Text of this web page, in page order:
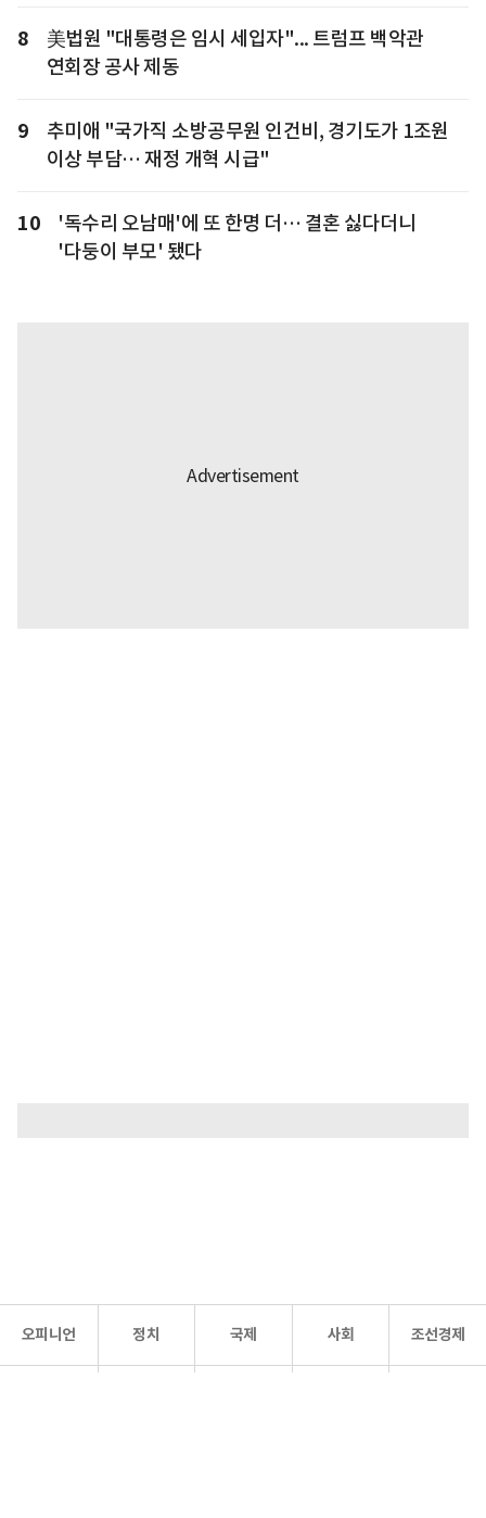
8
美법원 "대통령은 임시 세입자"... 트럼프 백악관
연회장 공사 제동
9
추미애 "국가직 소방공무원 인건비, 경기도가 1조원
이상 부담… 재정 개혁 시급"
10
'독수리 오남매'에 또 한명 더… 결혼 싫다더니
'다둥이 부모' 됐다
오피니언 정치 국제 사회 조선경제